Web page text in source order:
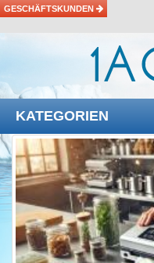
GESCHÄFTSKUNDEN
KATEGORIEN